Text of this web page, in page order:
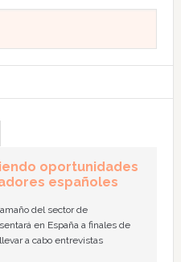
oportunidades
españoles
del sector de
en España a finales de
a cabo entrevistas